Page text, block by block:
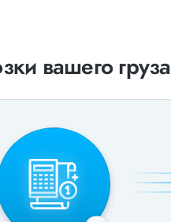
вашего груза